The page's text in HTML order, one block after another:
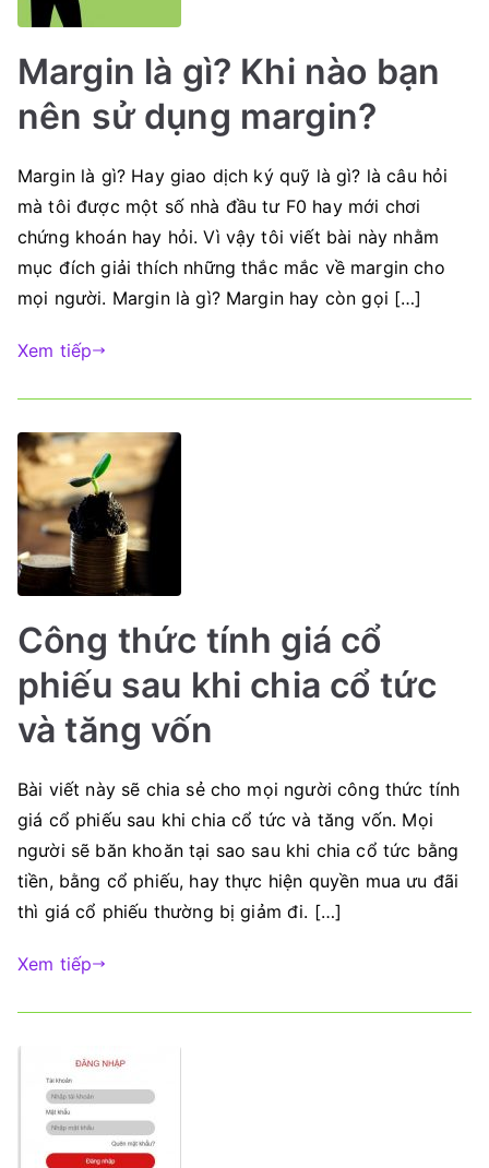
Margin là gì? Khi nào bạn
nên sử dụng margin?
Margin là gì? Hay giao dịch ký quỹ là gì? là câu hỏi
mà tôi được một số nhà đầu tư F0 hay mới chơi
chứng khoán hay hỏi. Vì vậy tôi viết bài này nhằm
mục đích giải thích những thắc mắc về margin cho
mọi người. Margin là gì? Margin hay còn gọi […]
Xem tiếp
Công thức tính giá cổ
phiếu sau khi chia cổ tức
và tăng vốn
Bài viết này sẽ chia sẻ cho mọi người công thức tính
giá cổ phiếu sau khi chia cổ tức và tăng vốn. Mọi
người sẽ băn khoăn tại sao sau khi chia cổ tức bằng
tiền, bằng cổ phiếu, hay thực hiện quyền mua ưu đãi
thì giá cổ phiếu thường bị giảm đi. […]
Xem tiếp